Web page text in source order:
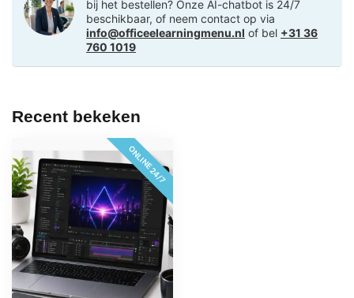
bij het bestellen? Onze AI-chatbot is 24/7
beschikbaar, of neem contact op via
info@officeelearningmenu.nl of bel +31 36
760 1019
Recent bekeken
ONLINE 24/7